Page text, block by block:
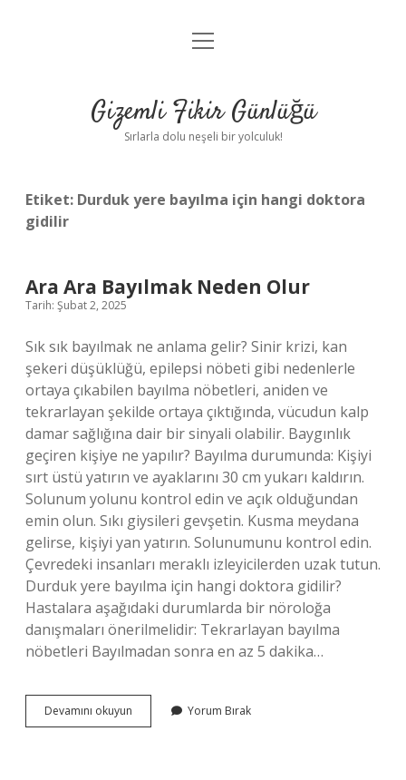
Anasayfa
Yasal Uyarı
menüyü
Gizemli Fikir Günlüğü
Sırlarla dolu neşeli bir yolculuk!
Etiket: Durduk yere bayılma için hangi doktora
gidilir
Ara Ara Bayılmak Neden Olur
Tarih: Şubat 2, 2025
Sık sık bayılmak ne anlama gelir? Sinir krizi, kan
şekeri düşüklüğü, epilepsi nöbeti gibi nedenlerle
ortaya çıkabilen bayılma nöbetleri, aniden ve
tekrarlayan şekilde ortaya çıktığında, vücudun kalp
damar sağlığına dair bir sinyali olabilir. Baygınlık
geçiren kişiye ne yapılır? Bayılma durumunda: Kişiyi
sırt üstü yatırın ve ayaklarını 30 cm yukarı kaldırın.
Solunum yolunu kontrol edin ve açık olduğundan
emin olun. Sıkı giysileri gevşetin. Kusma meydana
gelirse, kişiyi yan yatırın. Solunumunu kontrol edin.
Çevredeki insanları meraklı izleyicilerden uzak tutun.
Durduk yere bayılma için hangi doktora gidilir?
Hastalara aşağıdaki durumlarda bir nöroloğa
danışmaları önerilmelidir: Tekrarlayan bayılma
nöbetleri Bayılmadan sonra en az 5 dakika…
Devamını okuyun
Ara
Yorum Bırak